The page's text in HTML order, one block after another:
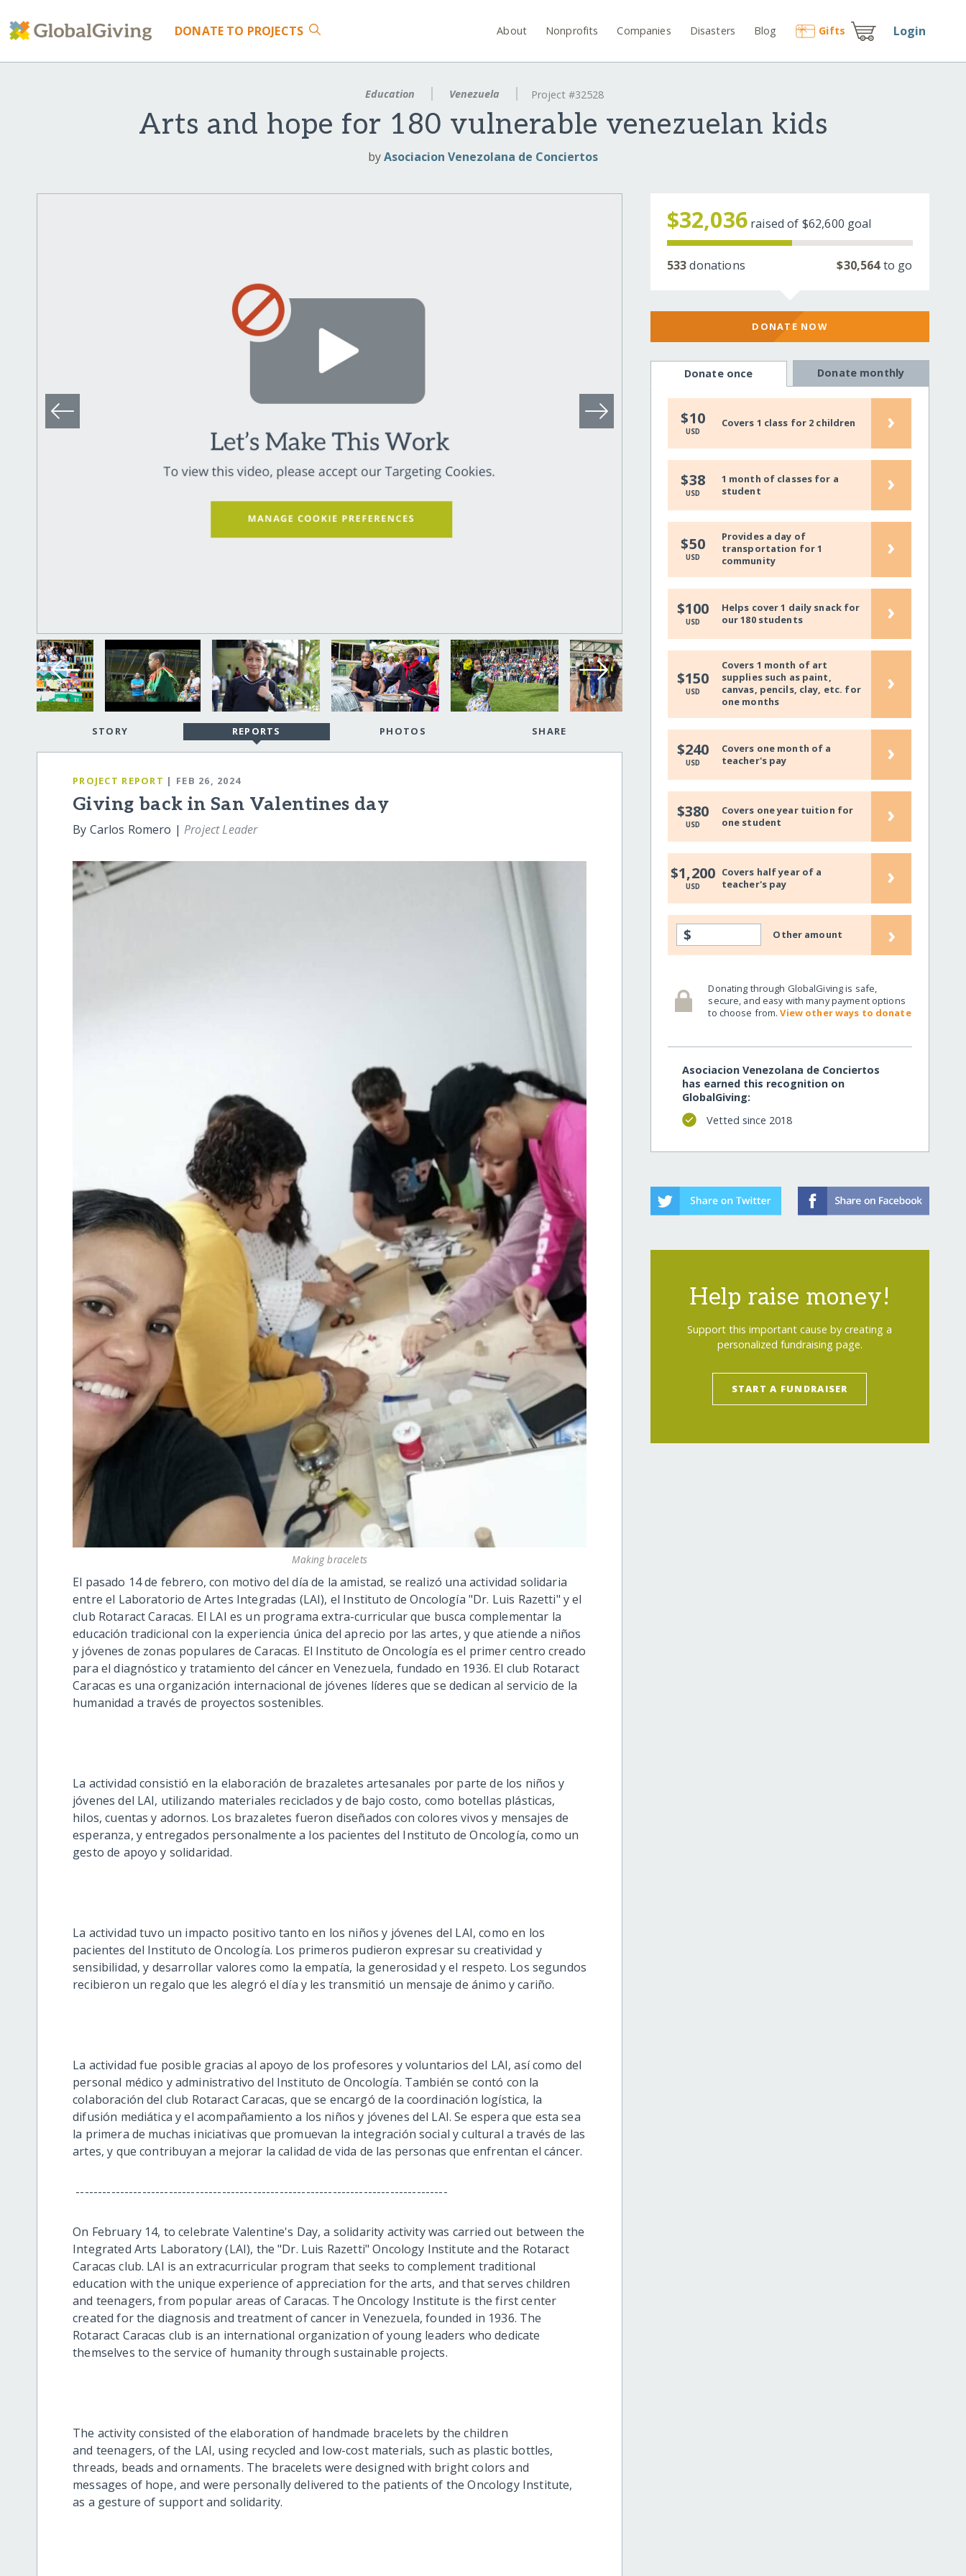
DONATE TO PROJECTS About Nonprofits Companies Disasters Blog Gifts Login
Education Venezuela Project #32528
Arts and hope for 180 vulnerable venezuelan kids
byAsociacion Venezolana de Conciertos
STORY REPORTS PHOTOS SHARE
PROJECT REPORT | FEB 26, 2024
Giving back in San Valentines day
By Carlos Romero |Project Leader
Making bracelets
El pasado 14 de febrero, con motivo del día de la amistad, se realizó una actividad solidaria
entre el Laboratorio de Artes Integradas (LAI), el Instituto de Oncología "Dr. Luis Razetti" y el
club Rotaract Caracas. El LAI es un programa extra-curricular que busca complementar la
educación tradicional con la experiencia única del aprecio por las artes, y que atiende a niños
y jóvenes de zonas populares de Caracas. El Instituto de Oncología es el primer centro creado
para el diagnóstico y tratamiento del cáncer en Venezuela, fundado en 1936. El club Rotaract
Caracas es una organización internacional de jóvenes líderes que se dedican al servicio de la
humanidad a través de proyectos sostenibles.
La actividad consistió en la elaboración de brazaletes artesanales por parte de los niños y
jóvenes del LAI, utilizando materiales reciclados y de bajo costo, como botellas plásticas,
hilos, cuentas y adornos. Los brazaletes fueron diseñados con colores vivos y mensajes de
esperanza, y entregados personalmente a los pacientes del Instituto de Oncología, como un
gesto de apoyo y solidaridad.
La actividad tuvo un impacto positivo tanto en los niños y jóvenes del LAI, como en los
pacientes del Instituto de Oncología. Los primeros pudieron expresar su creatividad y
sensibilidad, y desarrollar valores como la empatía, la generosidad y el respeto. Los segundos
recibieron un regalo que les alegró el día y les transmitió un mensaje de ánimo y cariño.
La actividad fue posible gracias al apoyo de los profesores y voluntarios del LAI, así como del
personal médico y administrativo del Instituto de Oncología. También se contó con la
colaboración del club Rotaract Caracas, que se encargó de la coordinación logística, la
difusión mediática y el acompañamiento a los niños y jóvenes del LAI. Se espera que esta sea
la primera de muchas iniciativas que promuevan la integración social y cultural a través de las
artes, y que contribuyan a mejorar la calidad de vida de las personas que enfrentan el cáncer.
------------------------------------------------------------------------------------
On February 14, to celebrate Valentine's Day, a solidarity activity was carried out between the
Integrated Arts Laboratory (LAI), the "Dr. Luis Razetti" Oncology Institute and the Rotaract
Caracas club. LAI is an extracurricular program that seeks to complement traditional
education with the unique experience of appreciation for the arts, and that serves children
and teenagers, from popular areas of Caracas. The Oncology Institute is the first center
created for the diagnosis and treatment of cancer in Venezuela, founded in 1936. The
Rotaract Caracas club is an international organization of young leaders who dedicate
themselves to the service of humanity through sustainable projects.
The activity consisted of the elaboration of handmade bracelets by the children
and teenagers, of the LAI, using recycled and low-cost materials, such as plastic bottles,
threads, beads and ornaments. The bracelets were designed with bright colors and
messages of hope, and were personally delivered to the patients of the Oncology Institute,
as a gesture of support and solidarity.
$32,036 raised of $62,600 goal
533donations $30,564to go
DONATE NOW
Donate once Donate monthly
$10
USD
Covers 1 class for 2 children ›
$38
USD
1 month of classes for a
student
›
$50
USD
Provides a day of
transportation for 1
community
›
$100
USD
Helps cover 1 daily snack for
our 180 students
›
$150
USD
Covers 1 month of art
supplies such as paint,
canvas, pencils, clay, etc. for
one months
›
$240
USD
Covers one month of a
teacher's pay
›
$380
USD
Covers one year tuition for
one student
›
$1,200
USD
Covers half year of a
teacher's pay
›
$ Other amount ›
Donating through GlobalGiving is safe,
secure, and easy with many payment options
to choose from.View other ways to donate
Asociacion Venezolana de Conciertos
has earned this recognition on
GlobalGiving:
Vetted since 2018
Help raise money!
Support this important cause by creating a
personalized fundraising page.
START A FUNDRAISER